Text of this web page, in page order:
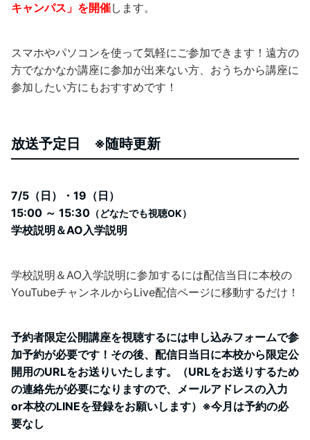
キャンパス」を開催します。
スマホやパソコンを使って気軽にご参加できます！遠方の
方でなかなか講座に参加が出来ない方、おうちから講座に
参加したい方にもおすすめです！
放送予定日 ※随時更新
7/5（日）・19（日）
15:00 ～ 15:30 （どなたでも視聴OK）
学校説明＆AO入学説明
学校説明＆AO入学説明に参加するには配信当日に本校の
YouTubeチャンネルからLive配信ページに移動するだけ！
予約者限定公開講座を視聴するには申し込みフォームで参
加予約が必要です！その後、配信日当日に本校から限定公
開用のURLをお送りいたします。（URLをお送りするため
の連絡先が必要になりますので、メールアドレスの入力
or本校のLINEを登録をお願いします）※今月は予約の必
要なし